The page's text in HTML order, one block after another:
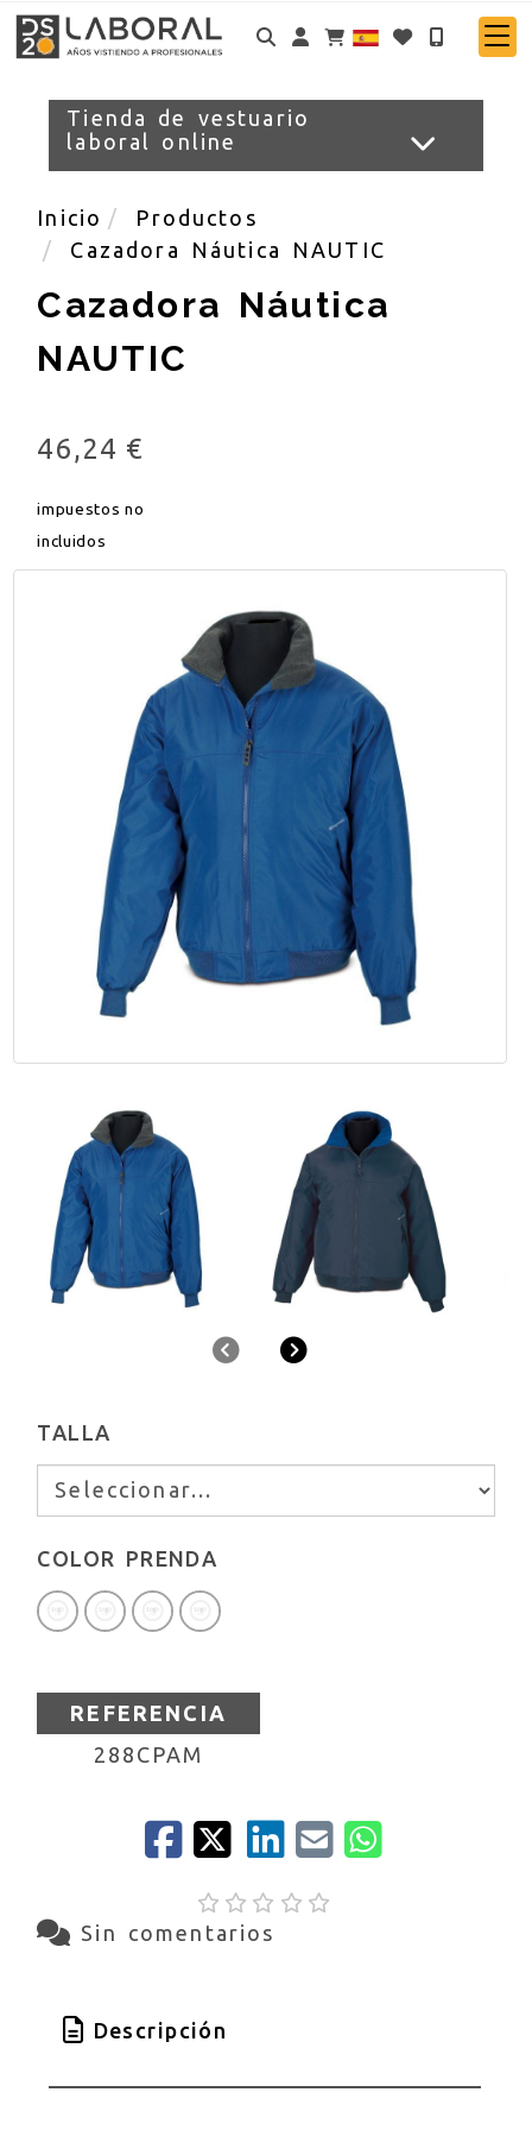
Identifícate
Tienda de vestuario
laboral online
Inicio
Productos
Cazadora Náutica NAUTIC
Cazadora Náutica
NAUTIC
46,24 €
impuestos no
incluidos
AnteriorSiguiente
TALLA
COLOR PRENDA
REFERENCIA
288CPAM
Sin comentarios
Descripción